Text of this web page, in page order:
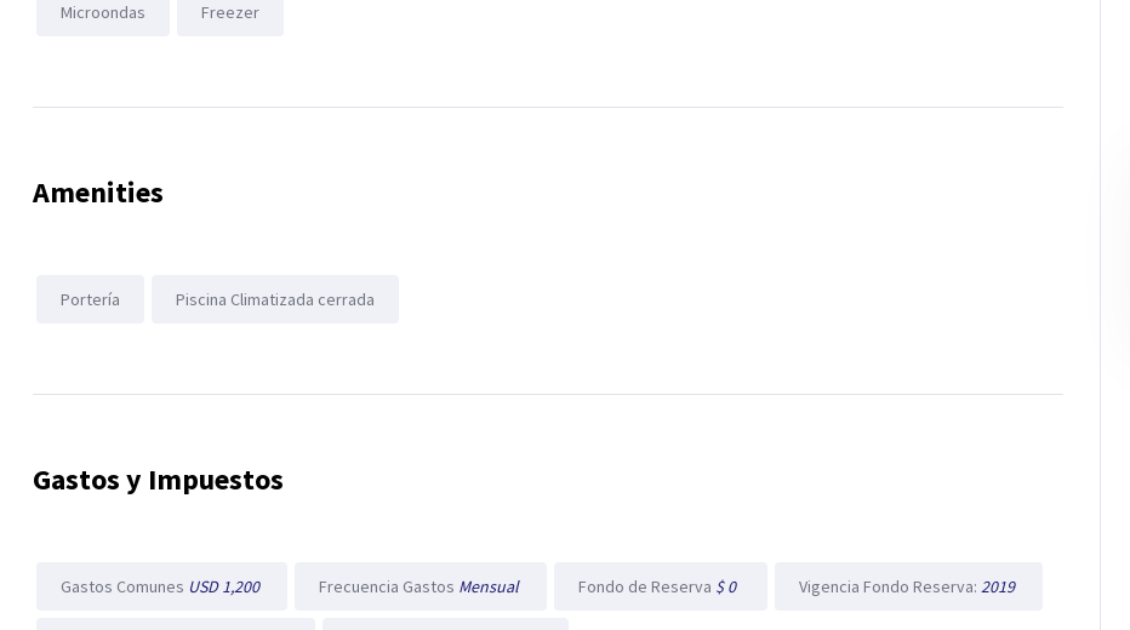
Microondas Freezer
Amenities
Portería Piscina Climatizada cerrada
Gastos y Impuestos
Gastos Comunes USD 1,200 Frecuencia Gastos Mensual Fondo de Reserva $ 0 Vigencia Fondo Reserva: 2019